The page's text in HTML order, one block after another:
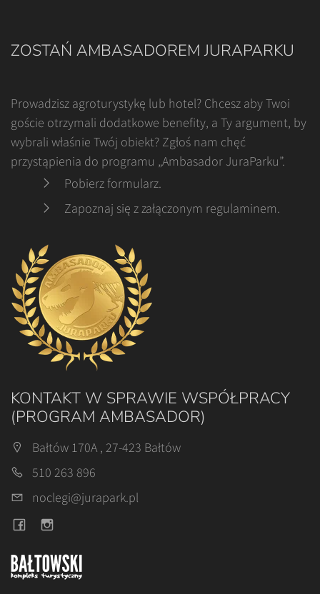
ZOSTAŃ AMBASADOREM JURAPARKU
Prowadzisz agroturystykę lub hotel? Chcesz aby Twoi
goście otrzymali dodatkowe benefity, a Ty argument, by
wybrali właśnie Twój obiekt? Zgłoś nam chęć
przystąpienia do programu „Ambasador JuraParku”.
Pobierz formularz.
Zapoznaj się z załączonym regulaminem.
KONTAKT W SPRAWIE WSPÓŁPRACY
(PROGRAM AMBASADOR)
Bałtów 170A , 27-423 Bałtów
510 263 896
noclegi@jurapark.pl